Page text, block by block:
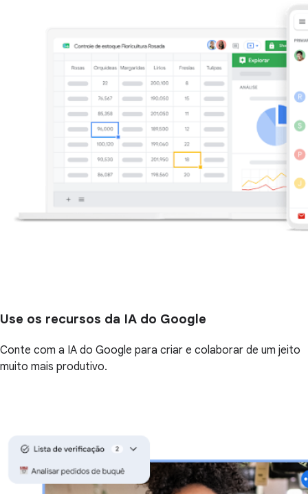
Use os recursos da IA do Google
Conte com a IA do Google para criar e colaborar de um jeito
muito mais produtivo.